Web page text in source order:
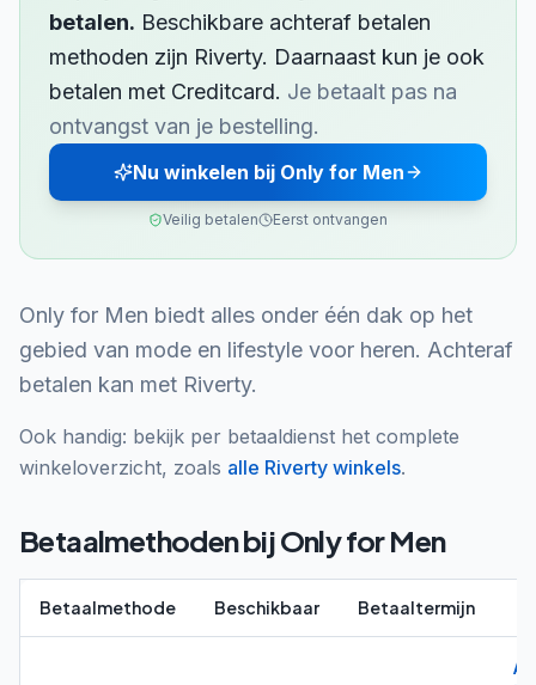
betalen. Beschikbare achteraf betalen
methoden zijn Riverty. Daarnaast kun je ook
betalen met Creditcard. Je betaalt pas na
ontvangst van je bestelling.
Nu winkelen bij Only for Men
Veilig betalen Eerst ontvangen
Only for Men biedt alles onder één dak op het
gebied van mode en lifestyle voor heren. Achteraf
betalen kan met Riverty.
Ook handig: bekijk per betaaldienst het complete
winkeloverzicht, zoals alle Riverty winkels.
Betaalmethoden bijOnly for Men
Betaalmethode Beschikbaar Betaaltermijn